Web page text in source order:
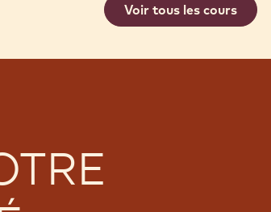
Voir tous les cours